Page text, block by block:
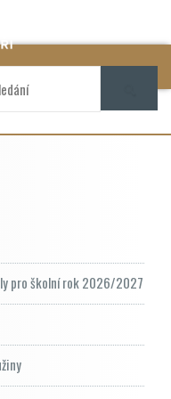
pro školní rok 2026/2027